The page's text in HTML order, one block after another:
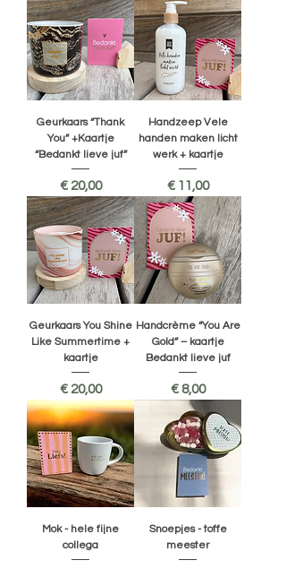
Geurkaars “Thank
You” +Kaartje
“Bedankt lieve juf”
Prijs
€ 20,00
Handzeep Vele
handen maken licht
werk + kaartje
Prijs
€ 11,00
Geurkaars You Shine
Like Summertime +
kaartje
Prijs
€ 20,00
Handcrème “You Are
Gold” – kaartje
Bedankt lieve juf
Prijs
€ 8,00
Mok - hele fijne
collega
Snoepjes - toffe
meester